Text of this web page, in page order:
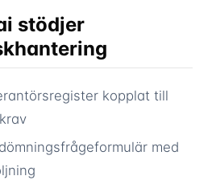
stödjer
kopplat till
med